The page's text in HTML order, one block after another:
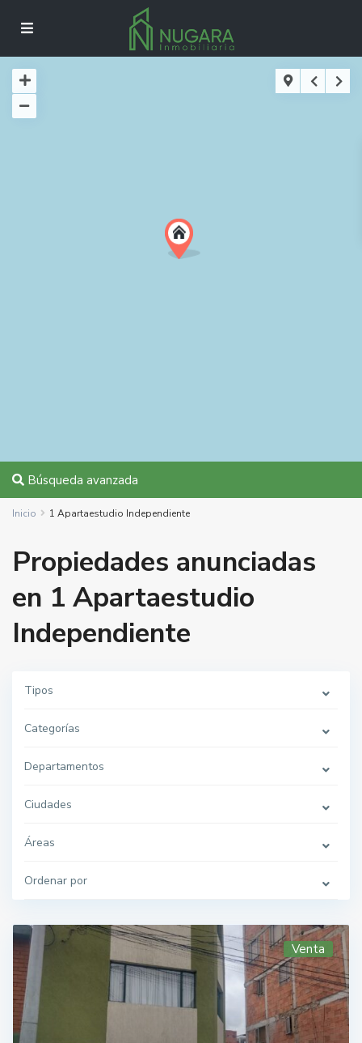
Búsqueda avanzada
Inicio 1 Apartaestudio Independiente
Propiedades anunciadas
en 1 Apartaestudio
Independiente
Tipos
Categorías
Departamentos
Ciudades
Áreas
Ordenar por
Venta